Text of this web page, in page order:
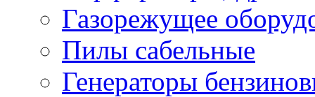
Газорежущее
Пилы сабельные
Генераторы